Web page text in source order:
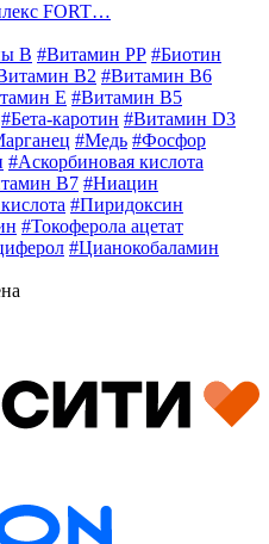
FORT…
В #Витамин РР #Биотин
B2 #Витамин B6
E #Витамин В5
#Бета-каротин #Витамин D3
#Медь #Фосфор
#Аскорбиновая кислота
В7 #Ниацин
#Пиридоксин
#Токоферола ацетат
#Цианокобаламин